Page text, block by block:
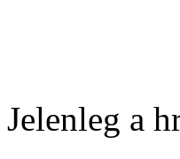
Jelenleg a